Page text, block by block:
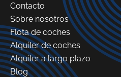
Contacto
Sobre nosotros
Flota de coches
Alquiler de coches
Alquiler a largo plazo
Blog